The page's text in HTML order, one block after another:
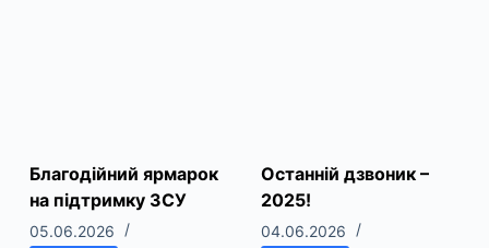
Благодійний ярмарок
на підтримку ЗСУ
05.06.2026
Останній дзвоник –
2025!
04.06.2026